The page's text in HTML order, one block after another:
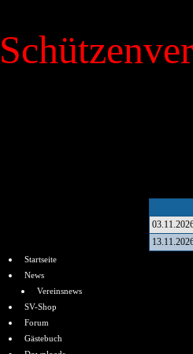
Startseite
News
Vereinsnews
SV-Shop
Forum
Gästebuch